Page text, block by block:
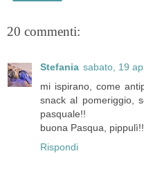
20 commenti:
Stefania sabato, 19
mi ispirano, come
snack al pomeriggio,
pasquale!!
buona Pasqua, pippulì!!
Rispondi